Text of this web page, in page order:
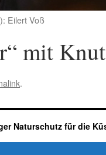
Eilert Voß
mit
.
Naturschutz für die